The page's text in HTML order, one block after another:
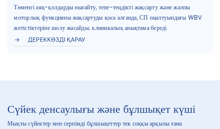
Төменгі аяқ-қолдарды нығайту, тепе-теңдікті жақсарту және жалпы
моторлық функцияны жақсартуды қоса алғанда, СП оңалтуындағы WBV
жетістіктеріне шолу жасайды; клиникалық анықтама береді.
ДЕРЕККӨЗДІ ҚАРАУ
Сүйек денсаулығы және бұлшықет күші
Мықты сүйектер мен серпімді бұлшықеттер тек соққы арқылы ғана